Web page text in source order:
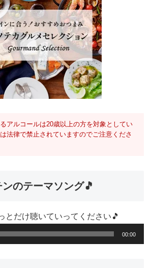
アルコールは20歳以上の方を対象としてい
法律で禁止されていますのでご注意くださ
のテーマソング🎵
とだけ聴いていってください🎵
00:00